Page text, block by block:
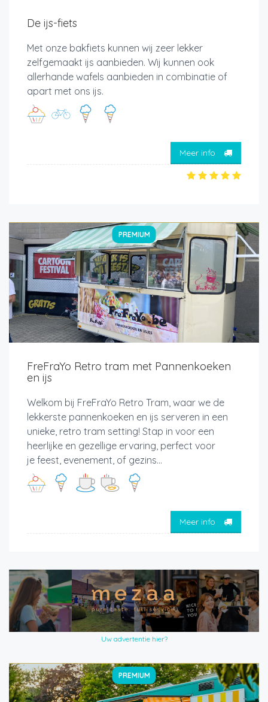
De ijs-fiets
Met onze bakfiets kunnen wij zeer lekker
zelfgemaakt ijs aanbieden. Wij kunnen ook
allerhande wafels aanbieden in combinatie of
apart met ons ijs.
Meer info
PREMIUM
FreFraYo Retro tram met Pannenkoeken
en ijs
Welkom bij FreFraYo Retro Tram, waar we de
lekkerste pannenkoeken en ijs serveren in een
unieke, retro tram setting! Stap in voor een
heerlijke en gezellige ervaring, perfect voor
je feest, evenement, of gezins...
Meer info
Uw advertentie hier?
PREMIUM